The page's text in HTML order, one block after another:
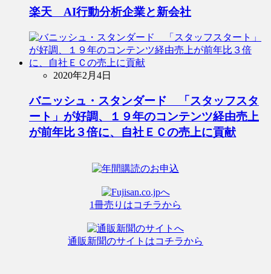
楽天 AI行動分析企業と新会社
2020年2月4日
バニッシュ・スタンダード 「スタッフスタ
ート」が好調、１９年のコンテンツ経由売上
が前年比３倍に、自社ＥＣの売上に貢献
1冊売りはコチラから
通販新聞のサイトはコチラから